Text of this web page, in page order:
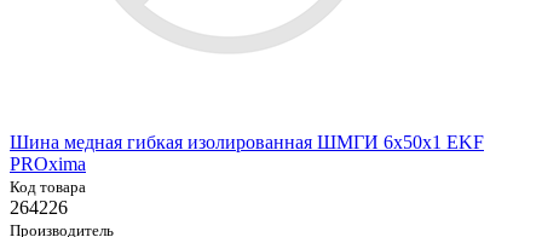
Шина медная гибкая изолированная ШМГИ 6x50x1 EKF
PROxima
Код товара
264226
Производитель